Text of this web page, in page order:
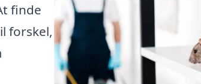
finde
forskel,